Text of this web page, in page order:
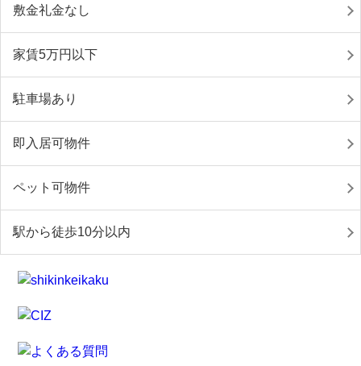
敷金礼金なし
家賃5万円以下
駐車場あり
即入居可物件
ペット可物件
駅から徒歩10分以内